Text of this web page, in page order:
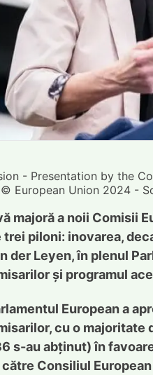
- Presentation by the
European Union 2024 -
majoră a noii Comisii
trei piloni: inovarea,
der Leyen, în plenul
și programul
European a
cu o
s-au abținut) în
Consiliul